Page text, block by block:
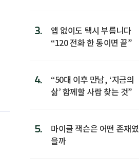
3.
앱 없이도 택시 부릅니다
“120 전화 한 통이면 끝”
4.
“50대 이후 만남, ‘지금의
삶’ 함께할 사람 찾는 것”
5.
마이클 잭슨은 어떤 존재였
을까